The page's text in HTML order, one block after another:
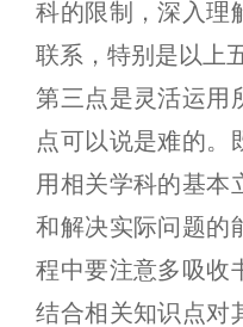
科的限制，深入理
联系，特别是以上
第三点是灵活运用
点可以说是难的。
用相关学科的基本
和解决实际问题的
程中要注意多吸收
结合相关知识点对